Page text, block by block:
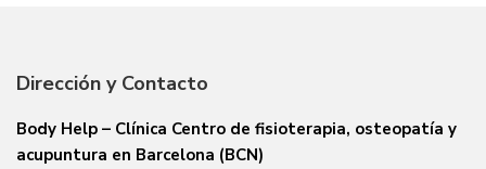
Dirección y Contacto
Body Help – Clínica Centro de fisioterapia, osteopatía y
acupuntura en Barcelona (BCN)